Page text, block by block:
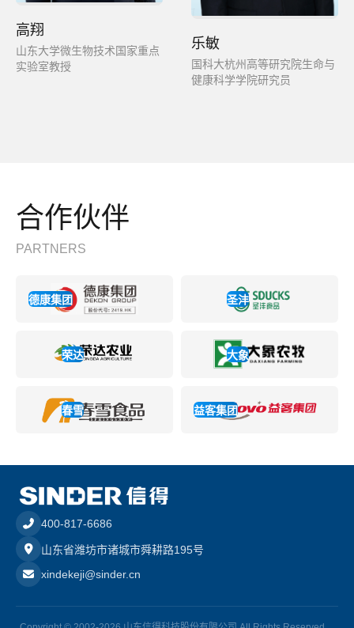
高翔
山东大学微生物技术国家重点
实验室教授
乐敏
国科大杭州高等研究院生命与
健康科学学院研究员
合作伙伴
PARTNERS
德康集团 圣沣
荣达 大象
春雪 益客集团
400-817-6686
山东省潍坊市诸城市舜耕路195号
xindekeji@sinder.cn